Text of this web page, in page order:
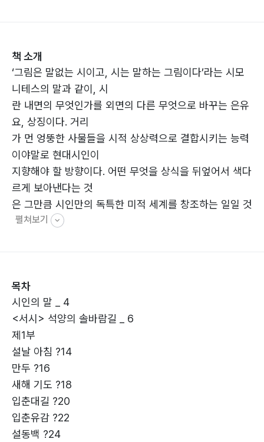
책 소개
‘그림은 말없는 시이고, 시는 말하는 그림이다’라는 시모
니테스의 말과 같이, 시
란 내면의 무엇인가를 외면의 다른 무엇으로 바꾸는 은유
요, 상징이다. 거리
가 먼 엉뚱한 사물들을 시적 상상력으로 결합시키는 능력
이야말로 현대시인이
지향해야 할 방향이다. 어떤 무엇을 상식을 뒤엎어서 색다
르게 보아낸다는 것
은 그만큼 시인만의 독특한 미적 세계를 창조하는 일일 것
이다. 시인은 상상력
하늘을 향한 소망은
천상 포구에 든든한 영혼의 닻이었다. 시인의 시도 석양의
솔바람 길에서 뱁새
의 울음처럼 영혼의 노래이고자 했다. - 시인의 말 중에서
모더니즘의 허무주의나 리얼리즘의 현실주의로
어두웠던 20세기를 극복하고, 보다 창조적이고
수준 높은 21세기의 시를 창작하기 위해서는 형
의상시가 다시 한 번 주목해 봐야 할 시의 방향이
아닌가 생각해 본다. 왜냐하면 형이상시가 철학
펼쳐보기
목차
시인의 말 _ 4
<서시> 석양의 솔바람길 _ 6
제1부
설날 아침 ?14
만두 ?16
새해 기도 ?18
입춘대길 ?20
입춘유감 ?22
설동백 ?24